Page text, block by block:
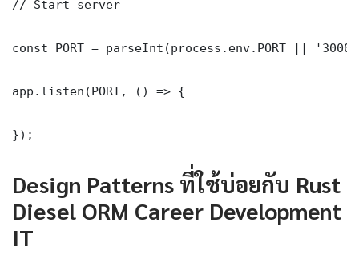
// Start server
const PORT = parseInt(process.env.PORT ||
app.listen(PORT, () => {
});
Design Patterns ที่ใช้บ่อยกับ Rust
Diesel ORM Career Development
IT